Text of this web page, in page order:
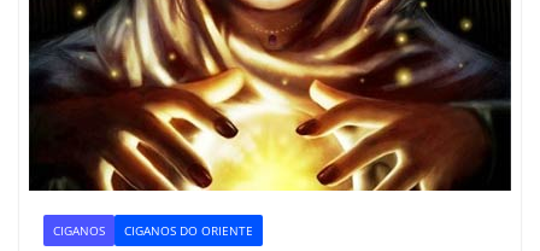
CIGANOS CIGANOS DO ORIENTE